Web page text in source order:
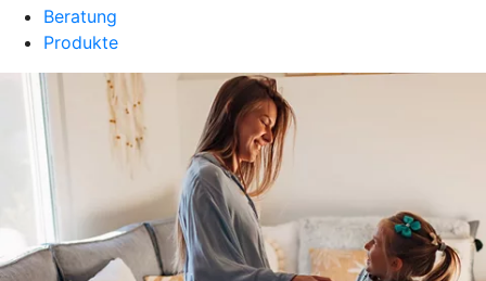
Beratung
Produkte